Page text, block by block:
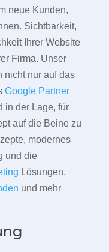
neue Kunden,
Sichtbarkeit,
Ihrer Website
Firma. Unser
nicht nur auf das
Google Partner
in der Lage, für
auf die Beine zu
modernes
und die
Lösungen,
und mehr